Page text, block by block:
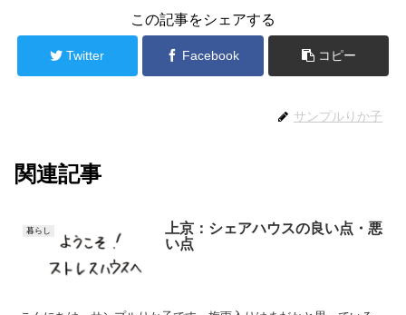
この記事をシェアする
Twitter Facebook コピー
サンプルりか子
関連記事
暮らし
上京：シェアハウスの良い点・悪
い点